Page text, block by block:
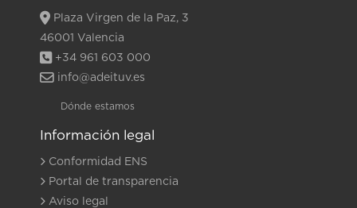
Plaza Virgen de la Paz, 3
46001 Valencia
+34 961 603 000
info@adeituv.es
Dónde estamos
Información legal
Conformidad ENS
Portal de transparencia
Aviso legal